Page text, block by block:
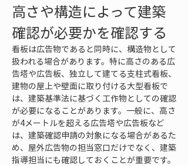
高さや構造によって建築
確認が必要かを確認する
看板は広告物であると同時に、構造物として
扱われる場合があります。特に高さのある広
告塔や広告板、独立して建てる支柱式看板、
建物の屋上や壁面に取り付ける大型看板で
は、建築基準法に基づく工作物としての確認
が必要になることがあります。一般に、高さ
が4メートルを超える広告塔や広告板など
は、建築確認申請の対象になる場合があるた
め、屋外広告物の担当窓口だけでなく、建築
指導担当にも確認しておくことが重要です。